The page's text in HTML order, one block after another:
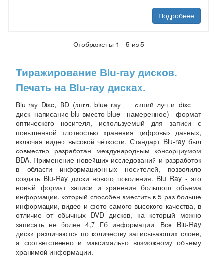
Подробнее
Отображены 1 - 5 из 5
Тиражирование Blu-ray дисков.
Печать на Blu-ray дисках.
Blu-ray Disc, BD (англ. blue ray — синий луч и disc —
диск; написание blu вместо blue - намеренное) - формат
оптического носителя, используемый для записи с
повышенной плотностью хранения цифровых данных,
включая видео высокой чёткости. Стандарт Blu-ray был
совместно разработан международным консорциумом
BDA. Применение новейших исследований и разработок
в области информационных носителей, позволило
создать Blu-Ray диски нового поколения. Blu Ray - это
новый формат записи и хранения большого объема
информации, который способен вместить в 5 раз больше
информации, видео и фото самого высокого качества, в
отличие от обычных DVD дисков, на который можно
записать не более 4,7 Гб информации. Все Blu-Ray
диски различаются по количеству записывающих слоев,
а соответственно и максимально возможному объему
хранимой информации.